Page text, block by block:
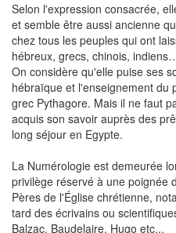
Selon l'expression consacrée,
et semble être aussi ancienne
chez tous les peuples qui ont
hébreux, grecs, chinois,
On considère qu'elle puise ses
hébraïque et l'enseignement du
grec Pythagore. Mais il ne faut
acquis son savoir auprès des
long séjour en Egypte.
La Numérologie est demeurée
privilège réservé à une poignée
Pères de l'Église chrétienne,
tard des écrivains ou
Balzac, Baudelaire, Hugo etc...